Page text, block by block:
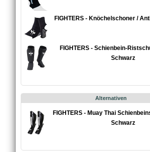
FIGHTERS - Knöchelschoner /
FIGHTERS - Schienbein-
Schwarz
Alternativen
FIGHTERS - Muay Thai
Schwarz